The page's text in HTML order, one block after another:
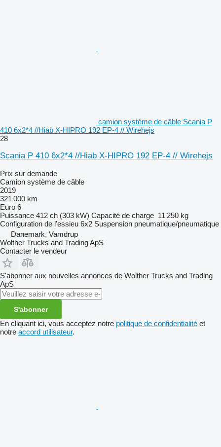
camion système de câble Scania P
410 6x2*4 //Hiab X-HIPRO 192 EP-4 // Wirehejs
28
Scania P 410 6x2*4 //Hiab X-HIPRO 192 EP-4 // Wirehejs
Prix sur demande
Camion système de câble
2019
321 000 km
Euro 6
Puissance 412 ch (303 kW) Capacité de charge 11 250 kg
Configuration de l'essieu 6x2 Suspension pneumatique/pneumatique
Danemark, Vamdrup
Wolther Trucks and Trading ApS
Contacter le vendeur
S'abonner aux nouvelles annonces de Wolther Trucks and Trading
ApS
S'abonner
En cliquant ici, vous acceptez notre politique de confidentialité et
notre accord utilisateur.